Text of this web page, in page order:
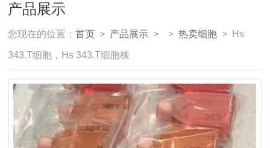
产品展示
您现在的位置：首页 > 产品展示 > >热卖细胞 > Hs
343.T细胞，Hs 343.T细胞株